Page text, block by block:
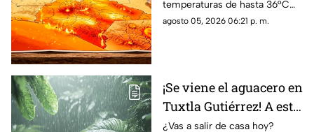
temperaturas de hasta 36°C
en algunos municipios y
agosto 05, 2026 06:21 p. m.
¡Se viene el aguacero en
Tuxtla Gutiérrez! A esta
HORA habrá LLUVIAS
¿Vas a salir de casa hoy?